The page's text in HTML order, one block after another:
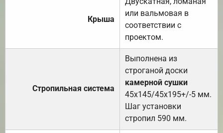
Крыша
или вальмовая в
соответствии с
проектом.
Стропильная система
Выполнена из
строганой доски
камерной сушки
45х145/45х195+/-5 мм.
Шаг установки
стропил 590 мм.